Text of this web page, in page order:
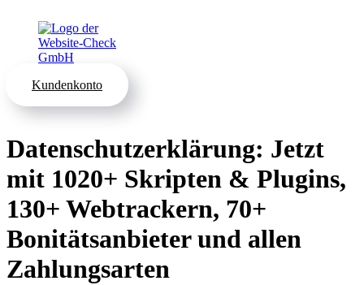
Kundenkonto
Datenschutzerklärung: Jetzt
mit 1020+ Skripten & Plugins,
130+ Webtrackern, 70+
Bonitätsanbieter und allen
Zahlungsarten